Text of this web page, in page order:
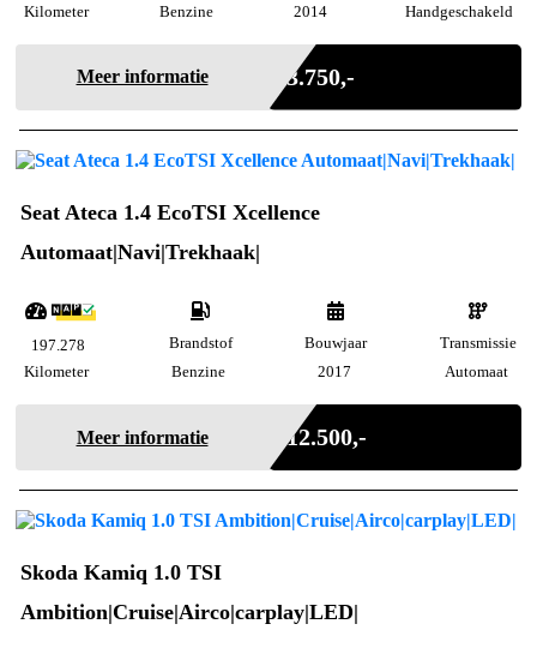
Kilometer
Benzine
2014
Handgeschakeld
Meer informatie € 3.750,-
Seat Ateca 1.4 EcoTSI Xcellence
Automaat|Navi|Trekhaak|
197.278
Kilometer
Brandstof
Benzine
Bouwjaar
2017
Transmissie
Automaat
Meer informatie € 12.500,-
Skoda Kamiq 1.0 TSI
Ambition|Cruise|Airco|carplay|LED|